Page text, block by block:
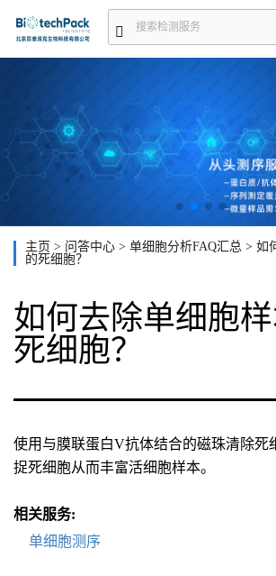
主页 > 问答中心 > 单细胞分析FAQ汇总 > 如
的死细胞？
如何去除单细胞
死细胞？
使用与膜联蛋白V抗体结合的磁珠清除死
捉死细胞从而丰富活细胞样本。
相关服务:
单细胞测序